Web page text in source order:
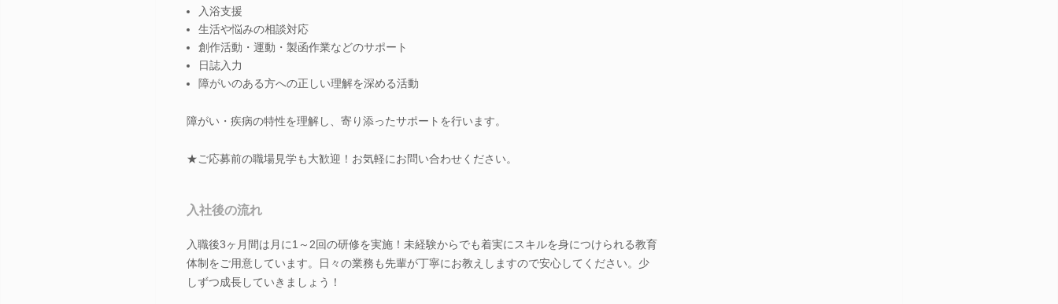
入浴支援
生活や悩みの相談対応
創作活動・運動・製函作業などのサポート
日誌入力
障がいのある方への正しい理解を深める活動
障がい・疾病の特性を理解し、寄り添ったサポートを行います。
★ご応募前の職場見学も大歓迎！お気軽にお問い合わせください。
入社後の流れ
入職後3ヶ月間は月に1～2回の研修を実施！未経験からでも着実にスキルを身につけられる教育
体制をご用意しています。日々の業務も先輩が丁寧にお教えしますので安心してください。少
しずつ成長していきましょう！